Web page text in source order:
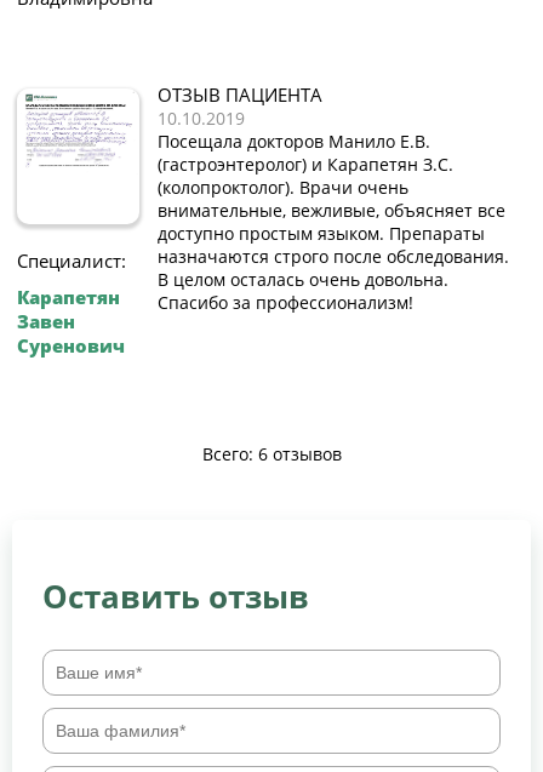
Специалист:
Карапетян
Завен
Суренович
ОТЗЫВ ПАЦИЕНТА
10.10.2019
Посещала докторов Манило Е.В.
(гастроэнтеролог) и Карапетян З.С.
(колопроктолог). Врачи очень
внимательные, вежливые, объясняет все
доступно простым языком. Препараты
назначаются строго после обследования.
В целом осталась очень довольна.
Спасибо за профессионализм!
Всего: 6 отзывов
Оставить отзыв